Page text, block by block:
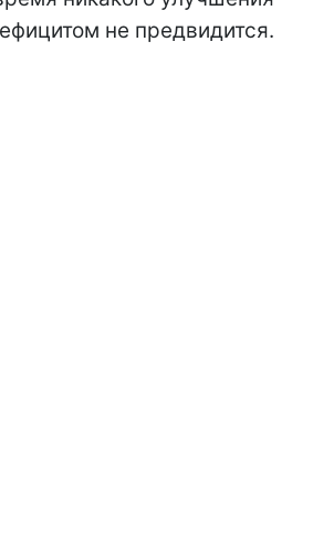
не предвидится.